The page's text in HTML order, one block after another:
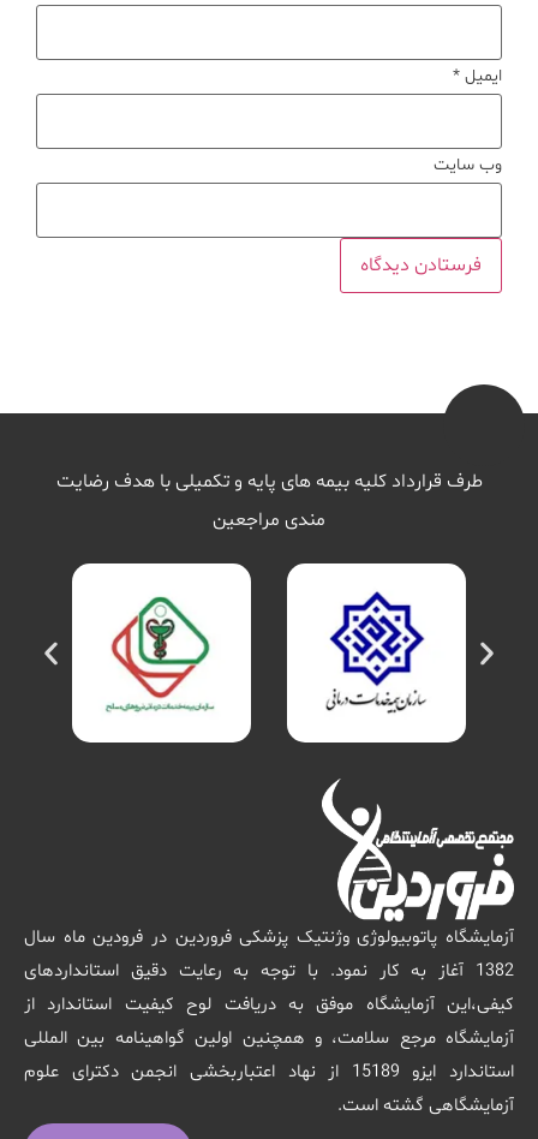
ایمیل *
وب‌ سایت
طرف قرارداد کلیه بیمه های پایه و تکمیلی با هدف رضایت
مندی مراجعین
آزمایشگاه پاتوبیولوژی وژنتیک پزشکی فروردین در فرودین ماه سال
1382 آغاز به کار نمود. با توجه به رعایت دقیق استانداردهای
کیفی،این آزمایشگاه موفق به دریافت لوح کیفیت استاندارد از
آزمایشگاه مرجع سلامت، و همچنین اولین گواهینامه بین المللی
استاندارد ایزو 15189 از نهاد اعتباربخشی انجمن دکترای علوم
آزمایشگاهی گشته است.